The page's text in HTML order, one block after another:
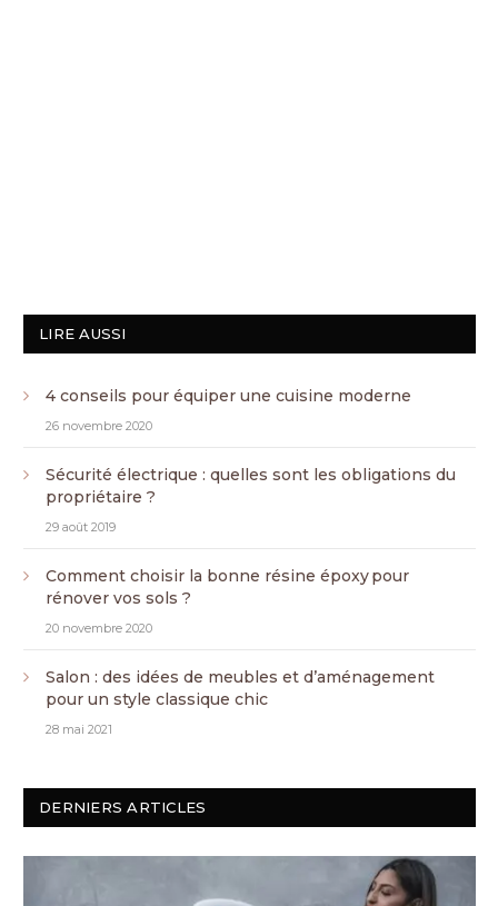
LIRE AUSSI
4 conseils pour équiper une cuisine moderne
26 novembre 2020
Sécurité électrique : quelles sont les obligations du
propriétaire ?
29 août 2019
Comment choisir la bonne résine époxy pour
rénover vos sols ?
20 novembre 2020
Salon : des idées de meubles et d’aménagement
pour un style classique chic
28 mai 2021
DERNIERS ARTICLES